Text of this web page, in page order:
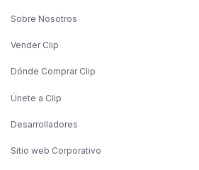
Sobre Nosotros
Vender Clip
Dónde Comprar Clip
Únete a Clip
Desarrolladores
Sitio web Corporativo